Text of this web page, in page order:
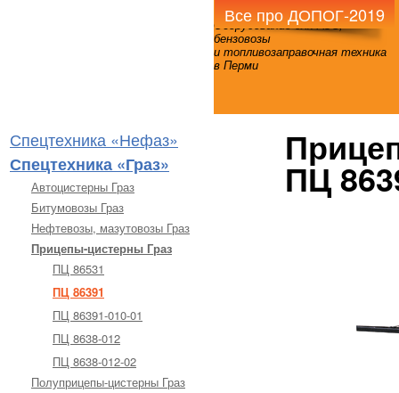
Оборудование для АЗС,
бензовозы
и топливозаправочная техника
в Перми
Все про ДОПОГ-2019
ПЦ
Спецтехника «Нефаз»
Спецтехника «Граз»
Автоцистерны Граз
Битумовозы Граз
Нефтевозы, мазутовозы Граз
Прицепы-цистерны Граз
ПЦ 86531
ПЦ 86391
ПЦ 86391-010-01
ПЦ 8638-012
ПЦ 8638-012-02
Полуприцепы-цистерны Граз